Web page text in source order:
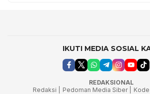
IKUTI MEDIA SOSIAL
REDAKSIONAL
Redaksi |
Pedoman Media Siber |